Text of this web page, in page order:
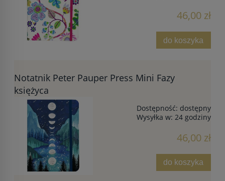
46,00 zł
do koszyka
Notatnik Peter Pauper Press Mini Fazy
księżyca
Dostępność: dostępny
Wysyłka w: 24 godziny
46,00 zł
do koszyka